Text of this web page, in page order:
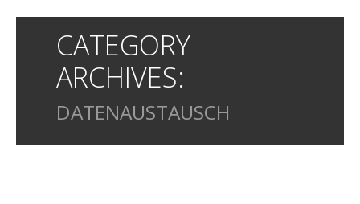
CATEGORY
ARCHIVES:
DATENAUSTAUSCH